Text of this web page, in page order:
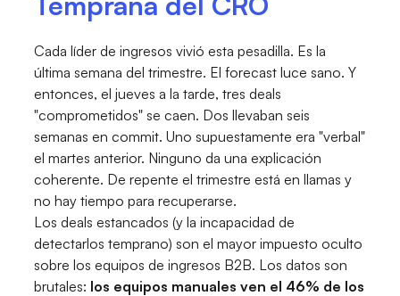
Cada líder de ingresos vivió esta pesadilla. Es la
última semana del trimestre. El forecast luce sano. Y
entonces, el jueves a la tarde, tres deals
"comprometidos" se caen. Dos llevaban seis
semanas en commit. Uno supuestamente era "verbal"
el martes anterior. Ninguno da una explicación
coherente. De repente el trimestre está en llamas y
no hay tiempo para recuperarse.
Los deals estancados (y la incapacidad de
detectarlos temprano) son el mayor impuesto oculto
sobre los equipos de ingresos B2B. Los datos son
brutales: los equipos manuales ven el 46% de los